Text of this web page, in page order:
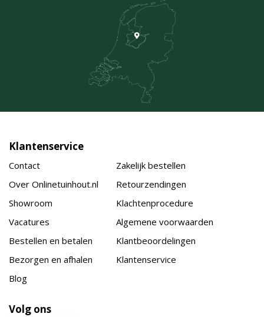
Klantenservice
Contact
Over Onlinetuinhout.nl
Showroom
Vacatures
Bestellen en betalen
Bezorgen en afhalen
Blog
Zakelijk bestellen
Retourzendingen
Klachtenprocedure
Algemene voorwaarden
Klantbeoordelingen
Klantenservice
Volg ons